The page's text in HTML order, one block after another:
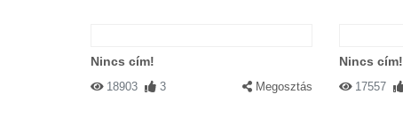
Nincs cím!
18903 3 Megosztás
Nincs cím!
17557